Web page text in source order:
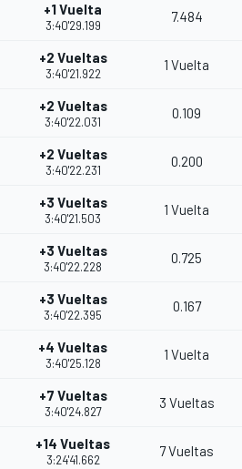
+1 Vuelta
3:40'29.199
7.484
+2 Vueltas
3:40'21.922
1 Vuelta
+2 Vueltas
3:40'22.031
0.109
+2 Vueltas
3:40'22.231
0.200
+3 Vueltas
3:40'21.503
1 Vuelta
+3 Vueltas
3:40'22.228
0.725
+3 Vueltas
3:40'22.395
0.167
+4 Vueltas
3:40'25.128
1 Vuelta
+7 Vueltas
3:40'24.827
3 Vueltas
+14 Vueltas
3:24'41.662
7 Vueltas